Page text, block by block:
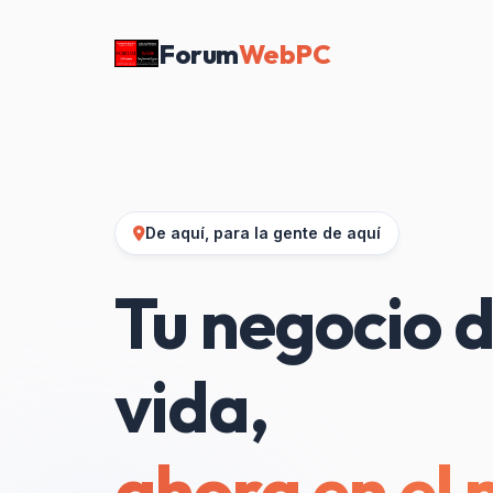
ForumWebPC
De aquí, para la gente de aquí
Tu negocio
vida,